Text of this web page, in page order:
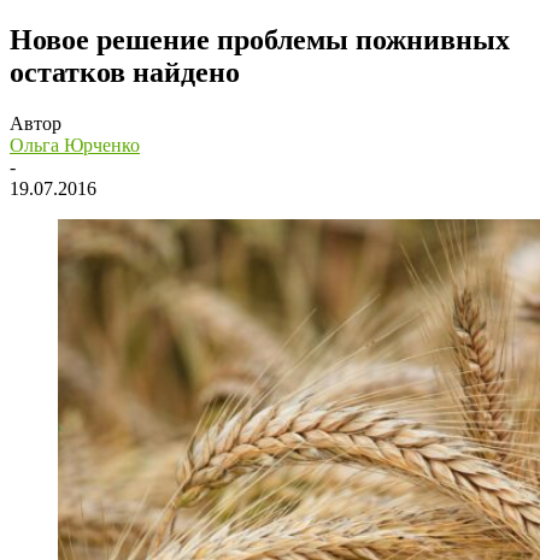
Новое решение проблемы пожнивных
остатков найдено
Автор
Ольга Юрченко
-
19.07.2016